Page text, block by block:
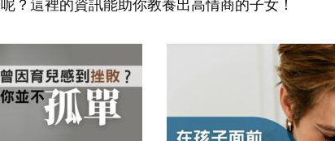
？這裡的資訊能助你教養出高情商的子女！